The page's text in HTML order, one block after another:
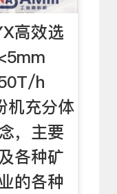
高效选
h
机充分体
，主要
各种矿
的各种